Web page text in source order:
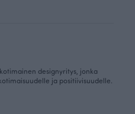
designyritys, jonka
ja positiivisuudelle.